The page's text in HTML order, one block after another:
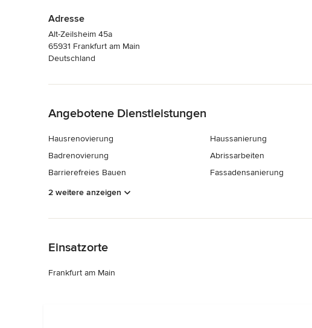
Adresse
Alt-Zeilsheim 45a
65931 Frankfurt am Main
Deutschland
Angebotene Dienstleistungen
Hausrenovierung
Badrenovierung
Barrierefreies Bauen
Haussanierung
Abrissarbeiten
Fassadensanierung
2 weitere anzeigen
Einsatzorte
Frankfurt am Main